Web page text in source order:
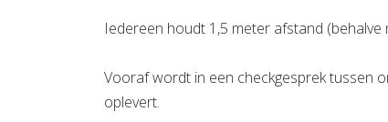
Iedereen houdt 1,5 meter afstand
Vooraf wordt in een checkgesprek tussen
oplevert.